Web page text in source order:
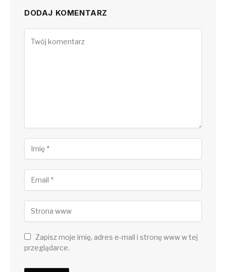
DODAJ KOMENTARZ
Zapisz moje imię, adres e-mail i stronę www w tej
przeglądarce.